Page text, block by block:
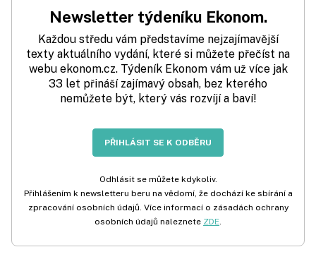
Newsletter týdeníku Ekonom.
Každou středu vám představíme nejzajímavější
texty aktuálního vydání, které si můžete přečíst na
webu ekonom.cz. Týdeník Ekonom vám už více jak
33 let přináší zajímavý obsah, bez kterého
nemůžete být, který vás rozvíjí a baví!
PŘIHLÁSIT SE K ODBĚRU
Odhlásit se můžete kdykoliv.
Přihlášením k newsletteru beru na vědomí, že dochází ke sbírání a
zpracování osobních údajů. Více informací o zásadách ochrany
osobních údajů naleznete ZDE.